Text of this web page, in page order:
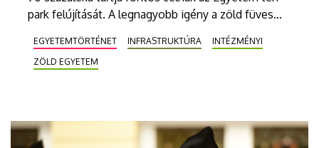
park felújítását. A legnagyobb igény a zöld füves
árnyékos pihenőhelyek kialakítása, illetve a
szökőkút, vízmedencék további működtetése iránt
kérdőívet, mutatjuk a részletes eredményeket!
EGYETEMTÖRTÉNET INFRASTRUKTÚRA
INTÉZMÉNYI
ZÖLD EGYETEM